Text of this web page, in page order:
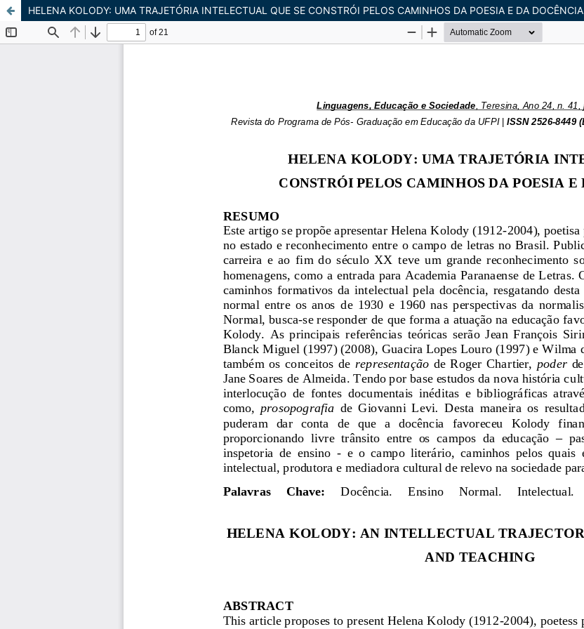
HELENA KOLODY: UMA TRAJETÓRIA INTELECTUAL QUE SE CONSTRÓI PELOS CAMINHOS DA POESIA E DA DOCÊNCIA